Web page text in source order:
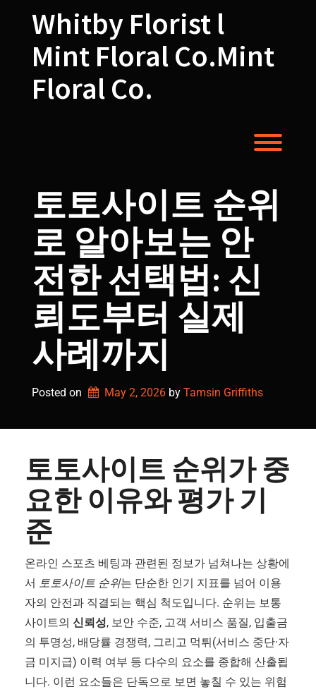
Whitby Florist l
Mint Floral Co.Mint
Floral Co.
토토사이트 순위
로 알아보는 안
전한 선택법: 신
뢰도부터 실제
사례까지
Posted on May 2, 2026 by Tamsin Griffiths
토토사이트 순위가 중
요한 이유와 평가 기
준
온라인 스포츠 베팅과 관련된 정보가 넘쳐나는 상황에
서 토토사이트 순위는 단순한 인기 지표를 넘어 이용
자의 안전과 직결되는 핵심 척도입니다. 순위는 보통
사이트의 신뢰성, 보안 수준, 고객 서비스 품질, 입출금
의 투명성, 배당률 경쟁력, 그리고 먹튀(서비스 중단·자
금 미지급) 이력 여부 등 다수의 요소를 종합해 산출됩
니다. 이런 요소들은 단독으로 보면 놓칠 수 있는 위험